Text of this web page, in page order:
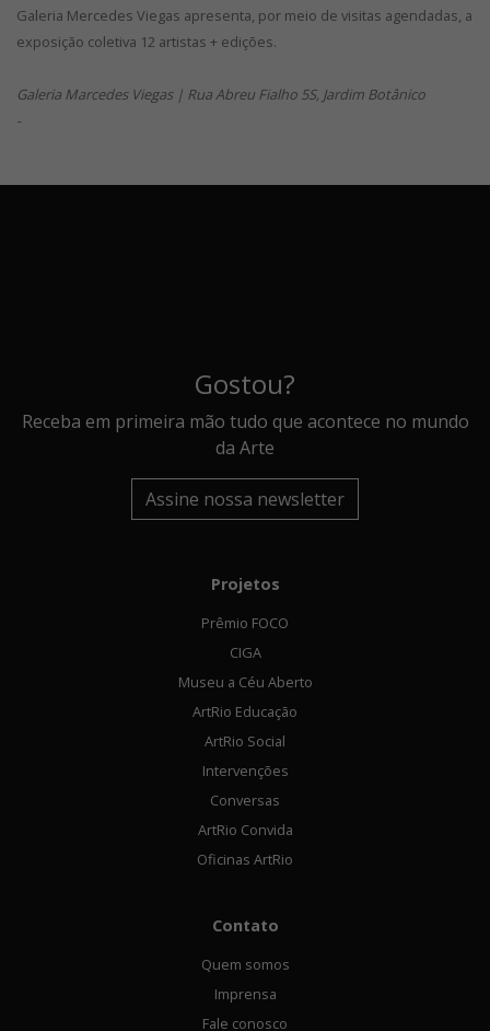
Galeria Mercedes Viegas apresenta, por meio de visitas agendadas, a
exposição coletiva 12 artistas + edições.
Galeria Marcedes Viegas | Rua Abreu Fialho 5S, Jardim Botânico
-
Gostou?
Receba em primeira mão tudo que acontece no mundo
da Arte
Assine nossa newsletter
Projetos
Prêmio FOCO
CIGA
Museu a Céu Aberto
ArtRio Educação
ArtRio Social
Intervenções
Conversas
ArtRio Convida
Oficinas ArtRio
Contato
Quem somos
Imprensa
Fale conosco